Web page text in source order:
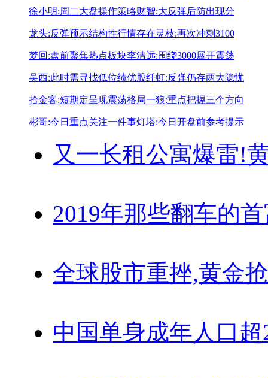
徐小明:周二大盘操作策略财智:大反弹后防出现分
龙头:反弹预示结构性行情存在灵枝:再次冲刺3100
梦回:盘前聚焦热点板块李清远:围绕3000展开震荡
吴西:此时需寻找低位绩优股纤虹:反弹仍存两大隐忧
拾金客:短期定呈现震荡格局一狼:重点把握三个方向
彬哥:今日重点关注一件事灯塔:今日开盘前参考提示
又一长租公寓爆雷!
2019年那些翻车的
全球股市重挫,黄金
中国单身成年人口超